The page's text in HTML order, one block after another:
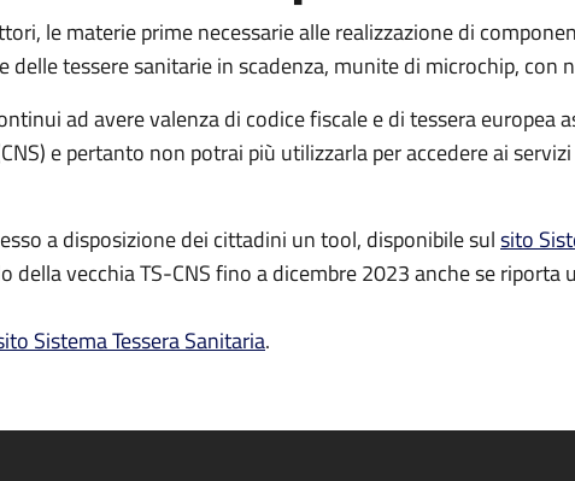
le materie prime necessarie alle realizzazione di
tessere sanitarie in scadenza, munite di microchip, con
ad avere valenza di codice fiscale e di tessera europea
e pertanto non potrai più utilizzarla per accedere ai
a disposizione dei cittadini un tool, disponibile sulsito
vecchia TS-CNS fino a dicembre 2023 anche se riporta
Sistema Tessera Sanitaria.